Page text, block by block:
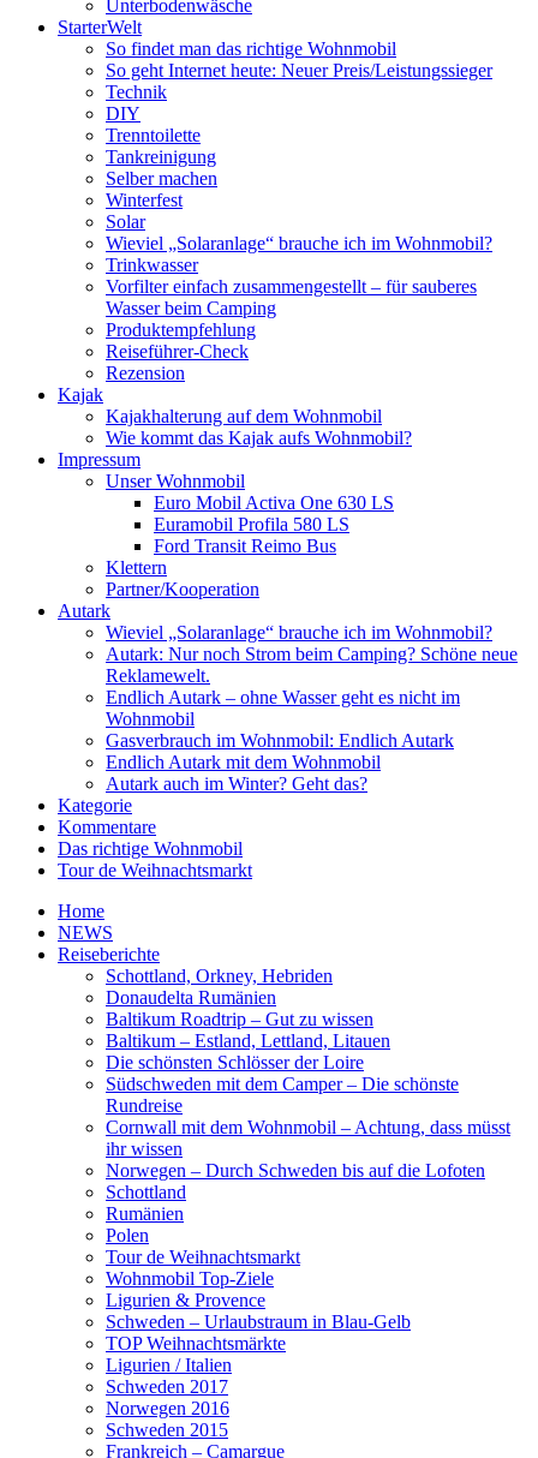
Unterbodenwäsche
StarterWelt
So findet man das richtige Wohnmobil
So geht Internet heute: Neuer Preis/Leistungssieger
Technik
DIY
Trenntoilette
Tankreinigung
Selber machen
Winterfest
Solar
Wieviel „Solaranlage“ brauche ich im Wohnmobil?
Trinkwasser
Vorfilter einfach zusammengestellt – für sauberes
Wasser beim Camping
Produktempfehlung
Reiseführer-Check
Rezension
Kajak
Kajakhalterung auf dem Wohnmobil
Wie kommt das Kajak aufs Wohnmobil?
Impressum
Unser Wohnmobil
Euro Mobil Activa One 630 LS
Euramobil Profila 580 LS
Ford Transit Reimo Bus
Klettern
Partner/Kooperation
Autark
Wieviel „Solaranlage“ brauche ich im Wohnmobil?
Autark: Nur noch Strom beim Camping? Schöne neue
Reklamewelt.
Endlich Autark – ohne Wasser geht es nicht im
Wohnmobil
Gasverbrauch im Wohnmobil: Endlich Autark
Endlich Autark mit dem Wohnmobil
Autark auch im Winter? Geht das?
Kategorie
Kommentare
Das richtige Wohnmobil
Tour de Weihnachtsmarkt
Home
NEWS
Reiseberichte
Schottland, Orkney, Hebriden
Donaudelta Rumänien
Baltikum Roadtrip – Gut zu wissen
Baltikum – Estland, Lettland, Litauen
Die schönsten Schlösser der Loire
Südschweden mit dem Camper – Die schönste
Rundreise
Cornwall mit dem Wohnmobil – Achtung, dass müsst
ihr wissen
Norwegen – Durch Schweden bis auf die Lofoten
Schottland
Rumänien
Polen
Tour de Weihnachtsmarkt
Wohnmobil Top-Ziele
Ligurien & Provence
Schweden – Urlaubstraum in Blau-Gelb
TOP Weihnachtsmärkte
Ligurien / Italien
Schweden 2017
Norwegen 2016
Schweden 2015
Frankreich – Camargue